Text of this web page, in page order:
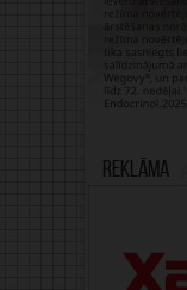
Reklāma